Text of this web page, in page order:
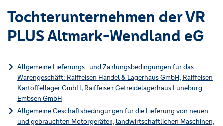
Tochterunternehmen der VR
PLUS Altmark-Wendland eG
Allgemeine Lieferungs- und Zahlungsbedingungen für das
Warengeschäft: Raiffeisen Handel & Lagerhaus GmbH, Raiffeisen
Kartoffellager GmbH, Raiffeisen Getreidelagerhaus Lüneburg-
Embsen GmbH
Allgemeine Geschäftsbedingungen für die Lieferung von neuen
und gebrauchten Motorgeräten, landwirtschaftlichen Maschinen,